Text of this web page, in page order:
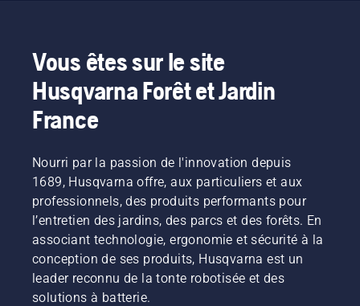
qu'à
toutes
les
tâches
saisonnières.
tâche à
accomplir.
Le
coupe
ou de
votre
équipement
sur la
tondeuse
est facile
et ne
prend
Vous êtes sur le site
Husqvarna Forêt et Jardin
France
Nourri par la passion de l'innovation depuis
1689, Husqvarna offre, aux particuliers et aux
professionnels, des produits performants pour
l’entretien des jardins, des parcs et des forêts. En
associant technologie, ergonomie et sécurité à la
conception de ses produits, Husqvarna est un
leader reconnu de la tonte robotisée et des
solutions à batterie.